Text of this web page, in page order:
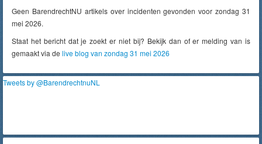
Geen BarendrechtNU artikels over incidenten gevonden voor zondag 31
mei 2026.
Staat het bericht dat je zoekt er niet bij? Bekijk dan of er melding van is
gemaakt via de live blog van zondag 31 mei 2026
Tweets by @BarendrechtnuNL